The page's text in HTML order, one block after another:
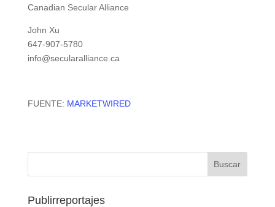
Canadian Secular Alliance
John Xu
647-907-5780
info@secularalliance.ca
FUENTE: MARKETWIRED
Publirreportajes